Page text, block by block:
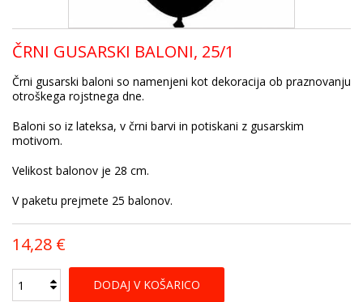
ČRNI GUSARSKI BALONI, 25/1
Črni gusarski baloni so namenjeni kot dekoracija ob praznovanju
otroškega rojstnega dne.
Baloni so iz lateksa, v črni barvi in potiskani z gusarskim
motivom.
Velikost balonov je 28 cm.
V paketu prejmete 25 balonov.
14,28 €
DODAJ V KOŠARICO